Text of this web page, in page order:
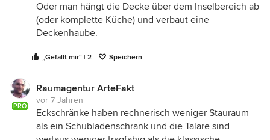
Oder man hängt die Decke über dem Inselbereich ab
(oder komplette Küche) und verbaut eine
Deckenhaube.
„Gefällt mir“ | 2 Speichern
PRO
Raumagentur ArteFakt
vor 7 Jahren
Eckschränke haben rechnerisch weniger Stauraum
als ein Schubladenschrank und die Talare sind